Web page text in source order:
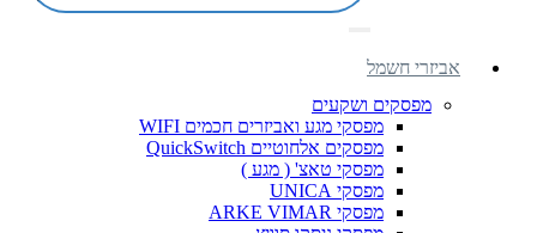
אביזרי חשמל
מפסקים ושקעים
מפסקי מגע ואביזרים חכמים WIFI
מפסקים אלחוטיים QuickSwitch
מפסקי טאצ' ( מגע )
מפסקי UNICA
מפסקי ARKE VIMAR